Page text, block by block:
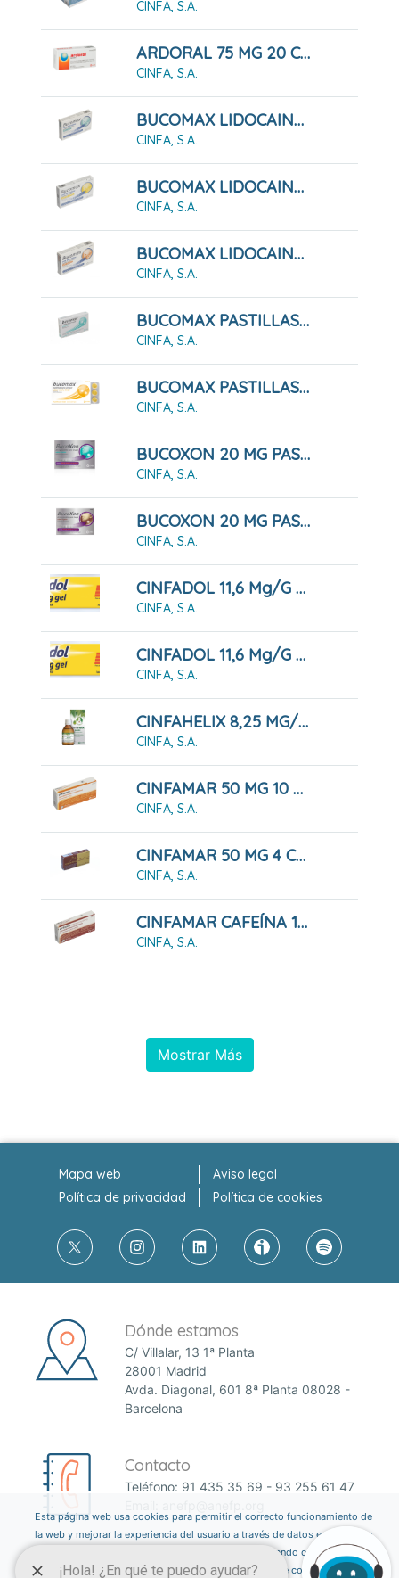
CINFA, S.A.
ARDORAL 75 MG 20 COMPRIMIDOS RECUBIERTOS
CINFA, S.A.
BUCOMAX LIDOCAINA SABOR MENTA 24 PASTILLAS PARA CHUPAR
CINFA, S.A.
BUCOMAX LIDOCAINA SABOR MIEL Y LIMÓN 24 PASTILLAS PARA CHUPAR
CINFA, S.A.
BUCOMAX LIDOCAINA SABOR NARANJA 24 PASTILLAS PARA CHUPAR
CINFA, S.A.
BUCOMAX PASTILLAS PARA CHUPAR MENTA 24 PASTILLAS
CINFA, S.A.
BUCOMAX PASTILLAS PARA CHUPAR MIEL Y LIMON, 24 PASTILLAS
CINFA, S.A.
BUCOXON 20 MG PASTILLAS PARA CHUPAR SABOR MENTA, 18 Pastillas
CINFA, S.A.
BUCOXON 20 MG PASTILLAS PARA CHUPAR SABOR REGALIZ, 18 Pastillas
CINFA, S.A.
CINFADOL 11,6 Mg/g GEL , 1 Tubo De 60 G
CINFA, S.A.
CINFADOL 11,6 Mg/g GEL,1 Tubo De 100 G
CINFA, S.A.
CINFAHELIX 8,25 MG/ML JARABE 100 ML
CINFA, S.A.
CINFAMAR 50 MG 10 COMPRIMIDOS RECUBIERTOS
CINFA, S.A.
CINFAMAR 50 MG 4 COMPRIMIDOS RECUBIERTOS
CINFA, S.A.
CINFAMAR CAFEÍNA 10 COMPRIMIDOS RECUBIERTOS
CINFA, S.A.
Mostrar Más
Mapa web
Aviso legal
Política de privacidad
Política de cookies
Dónde estamos
C/ Villalar, 13 1ª Planta
28001 Madrid
Avda. Diagonal, 601 8ª Planta 08028 -
Barcelona
Contacto
Teléfono: 91 435 35 69 - 93 255 61 47
Esta página web usa cookies para permitir el correcto funcionamiento de
la web y mejorar la experiencia del usuario a través de datos estadísticos.
Puedes informarte sobre qué cookies estamos utilizando o desactivarlas
a través del botón ajustes. Consulta nuestra política de cookiesaquí .